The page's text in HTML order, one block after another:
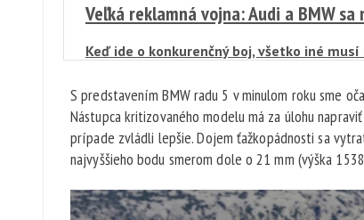
Veľká reklamná vojna: Audi a BMW
Keď ide o konkurenčný boj, všetko iné
elegantnú doťahovačku, do ktorej sa
zvečniť a teraz sa na nej baví celý svet.
S predstavením BMW radu 5 v minulom roku sme
Nástupca kritizovaného modelu má za úlohu
prípade zvládli lepšie. Dojem ťažkopádnosti sa
najvyššieho bodu smerom dole o 21 mm (výška